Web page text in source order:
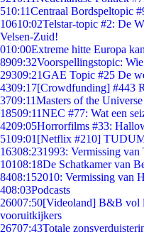
510:11Centraal Bordspeltopic
10610:02Telstar-topic #2: De
Velsen-Zuid!
010:00Extreme hitte Europa
8909:32Voorspellingstopic:
29309:21GAE Topic #25 De
4309:17[Crowdfunding] #443
3709:11Masters of the
18509:11NEC #77: Wat een
4209:05Horrorfilms #33:
5109:01 [Netflix #210]
16308:231993: Vermissing van
10108:18De Schatkamer van
8408:152010: Vermissing van
408:03Podcasts
26007:50[Videoland] B&B vol
vooruitkijkers
26707:43Totale